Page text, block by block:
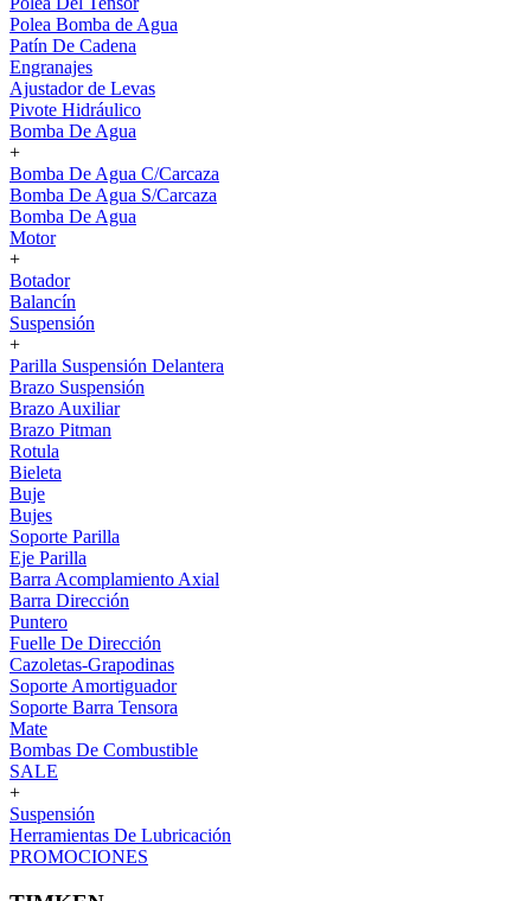
Polea Bomba de Agua
Patín De Cadena
Engranajes
Ajustador de Levas
Pivote Hidráulico
Bomba De Agua
+
Bomba De Agua C/Carcaza
Bomba De Agua S/Carcaza
Bomba De Agua
Motor
+
Botador
Balancín
Suspensión
+
Parilla Suspensión Delantera
Brazo Suspensión
Brazo Auxiliar
Brazo Pitman
Rotula
Bieleta
Buje
Bujes
Soporte Parilla
Eje Parilla
Barra Acomplamiento Axial
Barra Dirección
Puntero
Fuelle De Dirección
Cazoletas-Grapodinas
Soporte Amortiguador
Soporte Barra Tensora
Mate
Bombas De Combustible
SALE
+
Suspensión
Herramientas De Lubricación
PROMOCIONES